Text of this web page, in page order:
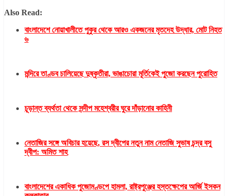
Also Read:
বাংলাদেশে নোয়াখালীতে পুকুর থেকে আরও একজনের মৃতদেহ উদ্ধার, মোট নিহত
৬
মন্দিরে তাণ্ডব চালিয়েছে দুষ্কৃতীরা, ভাঙাচোরা মূর্তিকেই পুজো করছেন পুরোহিত
চূড়ান্ত ব্যর্থতা থেকে সন্দীপ মহেশ্বরীর ঘুরে দাঁড়ানোর কাহিনী
নেতাজির সঙ্গে অবিচার হয়েছে, রস দ্বীপের নতুন নাম নেতাজি সুভাষ চন্দ্র বসু
দ্বীপ: অমিত শাহ
বাংলাদেশের একাধিক পুজোমণ্ডপে হামলা, রাষ্ট্রপুঞ্জের হস্তক্ষেপের আর্জি ইসকন